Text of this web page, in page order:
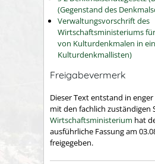
(Gegenstand des
Verwaltungsvorschrift des
Wirtschaftsministeriums
von Kulturdenkmalen in
Kulturdenkmallisten)
Freigabevermerk
Dieser Text entstand in
mit den fachlich zuständigen
Wirtschaftsministerium hat
ausführliche Fassung am
freigegeben.